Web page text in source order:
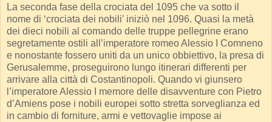
La seconda fase della crociata del 1095 che va sotto il
nome di ‘crociata dei nobili’ iniziò nel 1096. Quasi la metà
dei dieci nobili al comando delle truppe pellegrine erano
segretamente ostili all’imperatore romeo Alessio I Comneno
e nonostante fossero uniti da un unico obbiettivo, la presa di
Gerusalemme, proseguirono lungo itinerari differenti per
arrivare alla città di Costantinopoli. Quando vi giunsero
l’imperatore Alessio I memore delle disavventure con Pietro
d’Amiens pose i nobili europei sotto stretta sorveglianza ed
in cambio di forniture, armi e vettovaglie impose ai